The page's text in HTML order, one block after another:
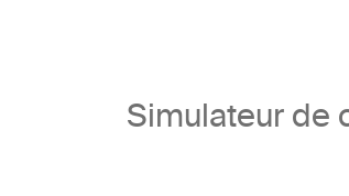
Simulateur de